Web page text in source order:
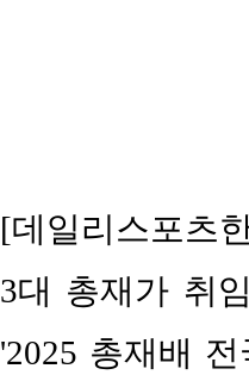
[데일리스포츠
3대 총재가 취
'2025 총재배